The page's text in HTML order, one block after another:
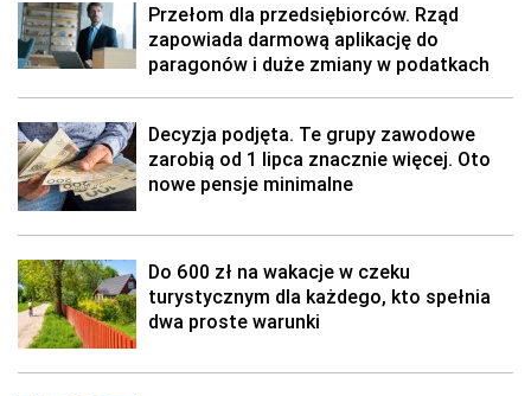
Przełom dla przedsiębiorców. Rząd
zapowiada darmową aplikację do
paragonów i duże zmiany w podatkach
Decyzja podjęta. Te grupy zawodowe
zarobią od 1 lipca znacznie więcej. Oto
nowe pensje minimalne
Do 600 zł na wakacje w czeku
turystycznym dla każdego, kto spełnia
dwa proste warunki